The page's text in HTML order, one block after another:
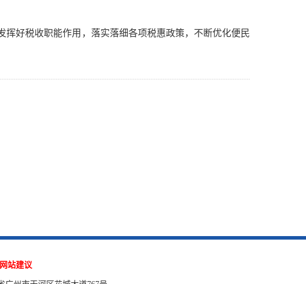
好税收职能作用，落实落细各项税惠政策，不断优化便民
网站建议